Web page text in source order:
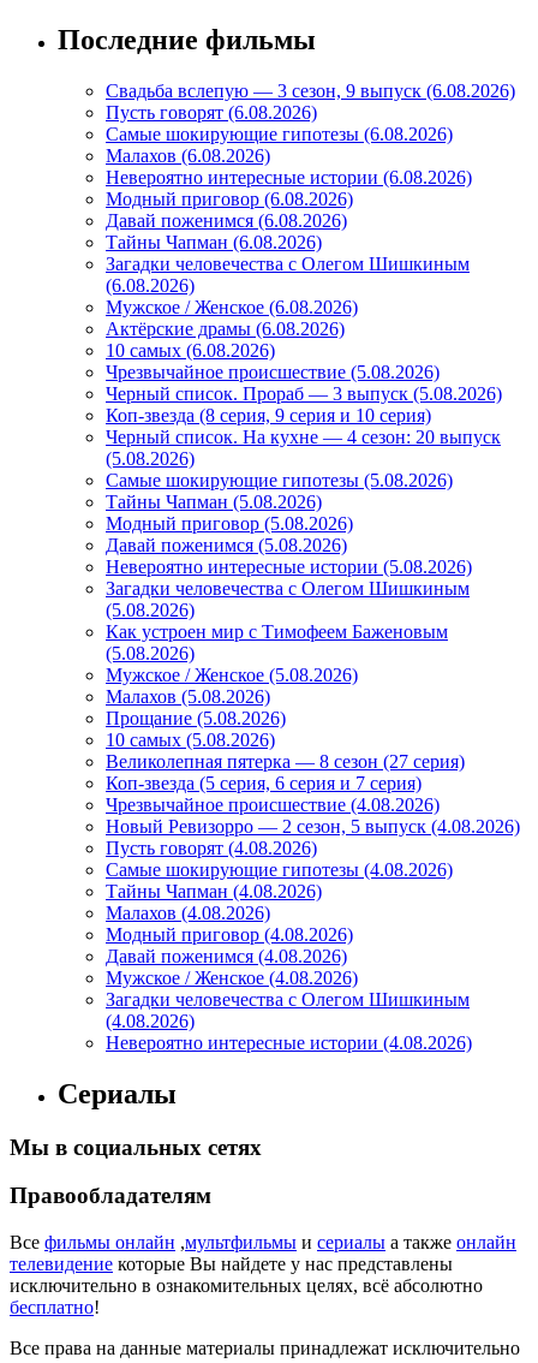
Последние фильмы
Свадьба вслепую — 3 сезон, 9 выпуск (6.08.2026)
Пусть говорят (6.08.2026)
Самые шокирующие гипотезы (6.08.2026)
Малахов (6.08.2026)
Невероятно интересные истории (6.08.2026)
Модный приговор (6.08.2026)
Давай поженимся (6.08.2026)
Тайны Чапман (6.08.2026)
Загадки человечества с Олегом Шишкиным
(6.08.2026)
Мужское / Женское (6.08.2026)
Актёрские драмы (6.08.2026)
10 самых (6.08.2026)
Чрезвычайное происшествие (5.08.2026)
Черный список. Прораб — 3 выпуск (5.08.2026)
Коп-звезда (8 серия, 9 серия и 10 серия)
Черный список. На кухне — 4 сезон: 20 выпуск
(5.08.2026)
Самые шокирующие гипотезы (5.08.2026)
Тайны Чапман (5.08.2026)
Модный приговор (5.08.2026)
Давай поженимся (5.08.2026)
Невероятно интересные истории (5.08.2026)
Загадки человечества с Олегом Шишкиным
(5.08.2026)
Как устроен мир с Тимофеем Баженовым
(5.08.2026)
Мужское / Женское (5.08.2026)
Малахов (5.08.2026)
Прощание (5.08.2026)
10 самых (5.08.2026)
Великолепная пятерка — 8 сезон (27 серия)
Коп-звезда (5 серия, 6 серия и 7 серия)
Чрезвычайное происшествие (4.08.2026)
Новый Ревизорро — 2 сезон, 5 выпуск (4.08.2026)
Пусть говорят (4.08.2026)
Самые шокирующие гипотезы (4.08.2026)
Тайны Чапман (4.08.2026)
Малахов (4.08.2026)
Модный приговор (4.08.2026)
Давай поженимся (4.08.2026)
Мужское / Женское (4.08.2026)
Загадки человечества с Олегом Шишкиным
(4.08.2026)
Невероятно интересные истории (4.08.2026)
Сериалы
Мы в социальных сетях
Правообладателям
Все фильмы онлайн ,мультфильмы и сериалы а также онлайн
телевидение которые Вы найдете у нас представлены
исключительно в ознакомительных целях, всё абсолютно
бесплатно!
Все права на данные материалы принадлежат исключительно